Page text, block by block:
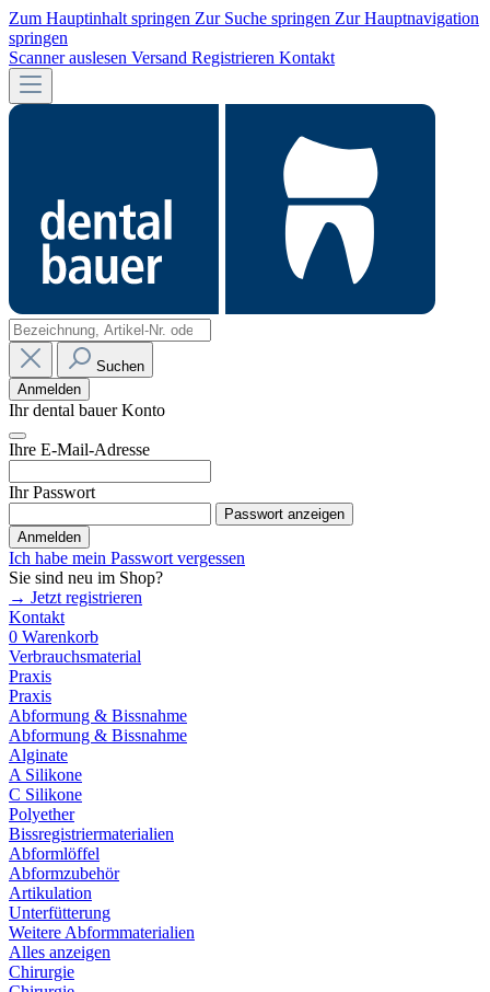
Zum Hauptinhalt springen Zur Suche springen Zur Hauptnavigation
springen
Scanner auslesen Versand Registrieren Kontakt
Suchen
Anmelden
Ihr dental bauer Konto
Ihre E-Mail-Adresse
Ihr Passwort
Passwort anzeigen
Anmelden
Ich habe mein Passwort vergessen
Sie sind neu im Shop?
→ Jetzt registrieren
Kontakt
0 Warenkorb
Verbrauchsmaterial
Praxis
Praxis
Abformung & Bissnahme
Abformung & Bissnahme
Alginate
A Silikone
C Silikone
Polyether
Bissregistriermaterialien
Abformlöffel
Abformzubehör
Artikulation
Unterfütterung
Weitere Abformmaterialien
Alles anzeigen
Chirurgie